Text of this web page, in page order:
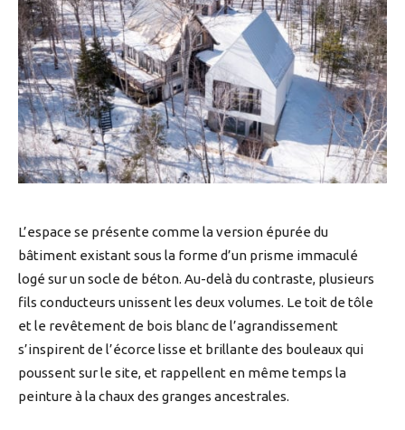
L’espace se présente comme la version épurée du
bâtiment existant sous la forme d’un prisme immaculé
logé sur un socle de béton. Au-delà du contraste, plusieurs
fils conducteurs unissent les deux volumes. Le toit de tôle
et le revêtement de bois blanc de l’agrandissement
s’inspirent de l’écorce lisse et brillante des bouleaux qui
poussent sur le site, et rappellent en même temps la
peinture à la chaux des granges ancestrales.